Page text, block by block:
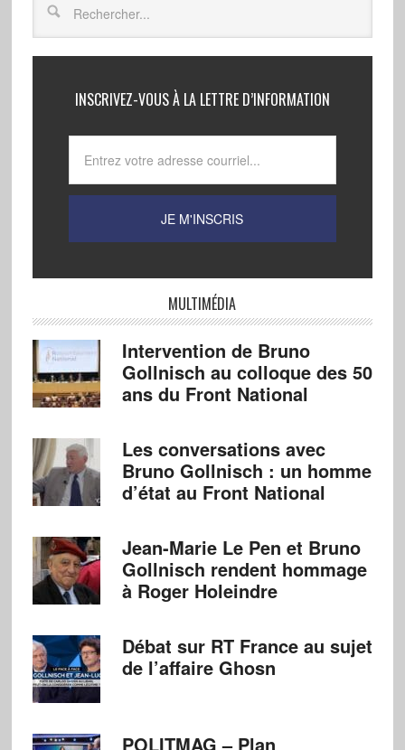
INSCRIVEZ-VOUS À LA LETTRE D’INFORMATION
MULTIMÉDIA
Intervention de Bruno
Gollnisch au colloque des 50
ans du Front National
Les conversations avec
Bruno Gollnisch : un homme
d’état au Front National
Jean-Marie Le Pen et Bruno
Gollnisch rendent hommage
à Roger Holeindre
Débat sur RT France au sujet
de l’affaire Ghosn
POLITMAG – Plan